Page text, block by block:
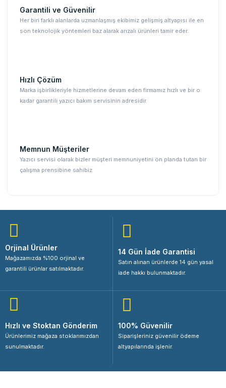
Garantili ve Güvenilir
Her biri farklı alanlarda uzmanlaşmış ekibimiz gelişmiş altyapısı ile en
son teknolojik yöntemleri baz alarak arızalı ürünleri tamir eder.
Hızlı Çözüm
Marka işbirlikleriyle hizmetlerine devam eden firmamız hızlı ve bir o
kadar garantili yazıcı bakım servisinin adresidir.
Memnun Müşteriler
Yazıcı servisi olarak bizler müşteri memnuniyetini ön planda tutan bir
çalışma prensibine sahibiz
Orjinal Ürünler
Mağazamızda %100 orjinal ve
garantili ürünlar satılmaktadır.
14 Gün İade Garantisi
Satın alınan ürünlerde 14 gün yasal
iade hakkı bulunmaktadır.
Hızlı ve Stoktan Gönderim
Ürünlerimiz mağaza stoklarımızdan
sunulmaktadır.
100% Güvenilir
Siparişleriniz güvenilir ödeme
altyapılarında işlenir.